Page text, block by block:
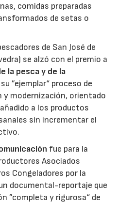
comidas preparadas
de setas o
de San José de
se alzó con el premio a
la pesca y de la
”ejemplar“ proceso de
modernización, orientado
a los productos
sin incrementar el
fue para la
Asociados
Congeladores por la
documental-reportaje que
”completa y rigurosa“ de